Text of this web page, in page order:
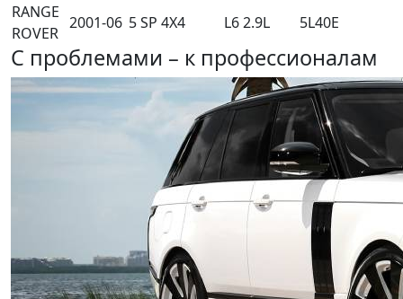
RANGE
ROVER
2001-06 5 SP 4X4 L6 2.9L 5L40E
С проблемами – к профессионалам